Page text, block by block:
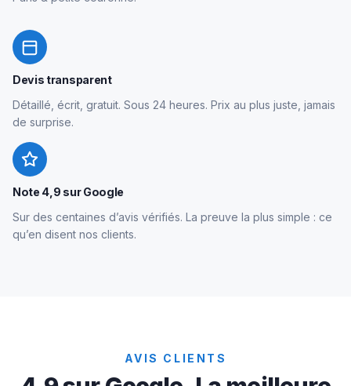
Devis transparent
Détaillé, écrit, gratuit. Sous 24 heures. Prix au plus juste, jamais
de surprise.
Note 4,9 sur Google
Sur des centaines d’avis vérifiés. La preuve la plus simple : ce
qu’en disent nos clients.
AVIS CLIENTS